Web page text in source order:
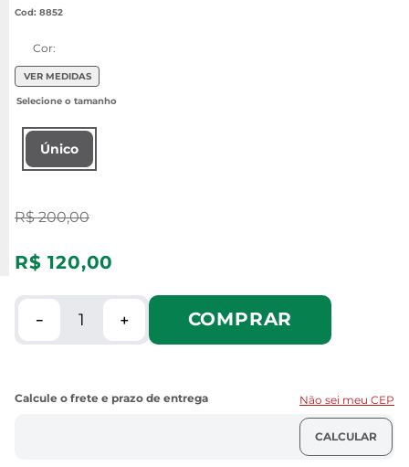
: 8852
Cor:
VER MEDIDAS
Único
R$ 200,00
R$ 120,00
＋
－ COMPRAR
Não sei meu CEP